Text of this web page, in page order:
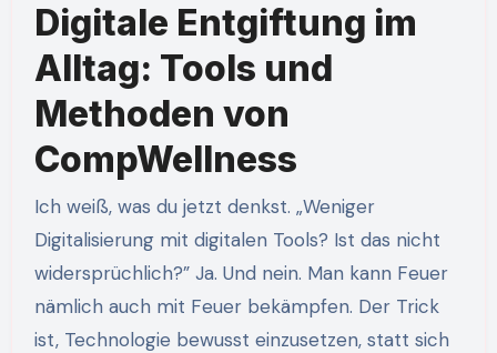
Digitale Entgiftung im
Alltag: Tools und
Methoden von
CompWellness
Ich weiß, was du jetzt denkst. „Weniger
Digitalisierung mit digitalen Tools? Ist das nicht
widersprüchlich?” Ja. Und nein. Man kann Feuer
nämlich auch mit Feuer bekämpfen. Der Trick
ist, Technologie bewusst einzusetzen, statt sich